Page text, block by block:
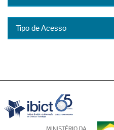
Tipo de Acesso